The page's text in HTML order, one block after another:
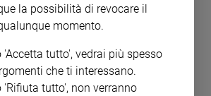
per Trump e Clinton trionfo
la possibilità di revocare il
momento.
'Accetta tutto', vedrai più spesso
che ti interessano.
'Rifiuta tutto', non verranno